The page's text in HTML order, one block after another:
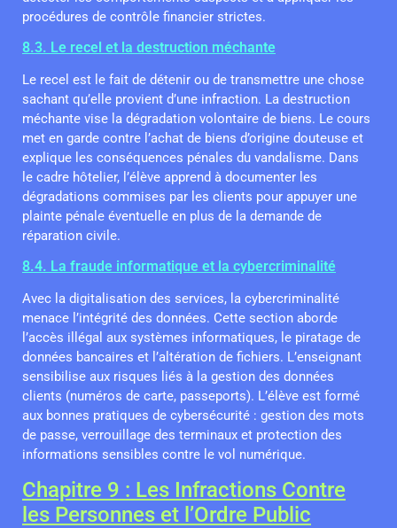
procédures de contrôle financier strictes.
8.3. Le recel et la destruction méchante
Le recel est le fait de détenir ou de transmettre une chose
sachant qu’elle provient d’une infraction. La destruction
méchante vise la dégradation volontaire de biens. Le cours
met en garde contre l’achat de biens d’origine douteuse et
explique les conséquences pénales du vandalisme. Dans
le cadre hôtelier, l’élève apprend à documenter les
dégradations commises par les clients pour appuyer une
plainte pénale éventuelle en plus de la demande de
réparation civile.
8.4. La fraude informatique et la cybercriminalité
Avec la digitalisation des services, la cybercriminalité
menace l’intégrité des données. Cette section aborde
l’accès illégal aux systèmes informatiques, le piratage de
données bancaires et l’altération de fichiers. L’enseignant
sensibilise aux risques liés à la gestion des données
clients (numéros de carte, passeports). L’élève est formé
aux bonnes pratiques de cybersécurité : gestion des mots
de passe, verrouillage des terminaux et protection des
informations sensibles contre le vol numérique.
Chapitre 9 : Les Infractions Contre
les Personnes et l’Ordre Public